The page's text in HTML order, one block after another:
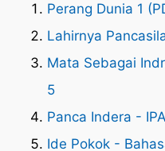
Perang Dunia 1
Lahirnya
Mata Sebagai
5
Panca Indera -
Ide Pokok -